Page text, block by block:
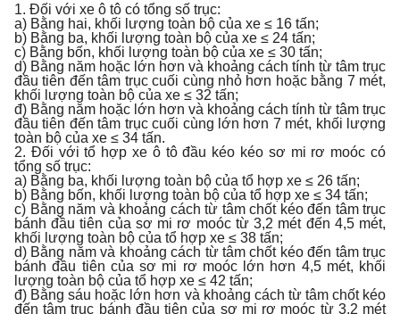
1. Đối với xe ô tô có tổng số trục:
a) Bằng hai, khối lượng toàn bộ của xe ≤ 16 tấn;
b) Bằng ba, khối lượng toàn bộ của xe ≤ 24 tấn;
c) Bằng bốn, khối lượng toàn bộ của xe ≤ 30 tấn;
d) Bằng năm hoặc lớn hơn và khoảng cách tính từ tâm trục
đầu tiên đến tâm trục cuối cùng nhỏ hơn hoặc bằng 7 mét,
khối lượng toàn bộ của xe ≤ 32 tấn;
đ) Bằng năm hoặc lớn hơn và khoảng cách tính từ tâm trục
đầu tiên đến tâm trục cuối cùng lớn hơn 7 mét, khối lượng
toàn bộ của xe ≤ 34 tấn.
2. Đối với tổ hợp xe ô tô đầu kéo kéo sơ mi rơ moóc có
tổng số trục:
a) Bằng ba, khối lượng toàn bộ của tổ hợp xe ≤ 26 tấn;
b) Bằng bốn, khối lượng toàn bộ của tổ hợp xe ≤ 34 tấn;
c) Bằng năm và khoảng cách từ tâm chốt kéo đến tâm trục
bánh đầu tiên của sơ mi rơ moóc từ 3,2 mét đến 4,5 mét,
khối lượng toàn bộ của tổ hợp xe ≤ 38 tấn;
d) Bằng năm và khoảng cách từ tâm chốt kéo đến tâm trục
bánh đầu tiên của sơ mi rơ moóc lớn hơn 4,5 mét, khối
lượng toàn bộ của tổ hợp xe ≤ 42 tấn;
đ) Bằng sáu hoặc lớn hơn và khoảng cách từ tâm chốt kéo
đến tâm trục bánh đầu tiên của sơ mi rơ moóc từ 3,2 mét